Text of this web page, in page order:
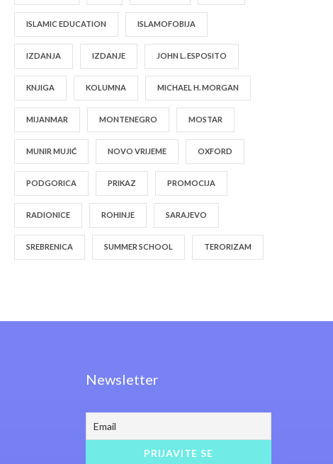
ISLAMIC EDUCATION ISLAMOFOBIJA
IZDANJA IZDANJE JOHN L. ESPOSITO
KNJIGA KOLUMNA MICHAEL H. MORGAN
MIJANMAR MONTENEGRO MOSTAR
MUNIR MUJIĆ NOVO VRIJEME OXFORD
PODGORICA PRIKAZ PROMOCIJA
RADIONICE ROHINJE SARAJEVO
SREBRENICA SUMMER SCHOOL TERORIZAM
Newsletter